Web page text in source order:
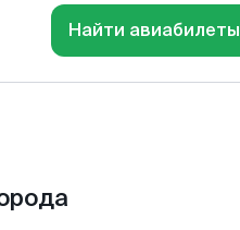
Найти авиабилеты